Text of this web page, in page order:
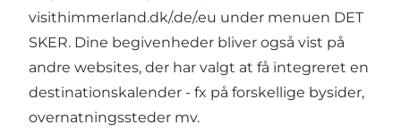
visithimmerland.dk/.de/.eu under menuen DET
SKER. Dine begivenheder bliver også vist på
andre websites, der har valgt at få integreret en
destinationskalender - fx på forskellige bysider,
overnatningssteder mv.